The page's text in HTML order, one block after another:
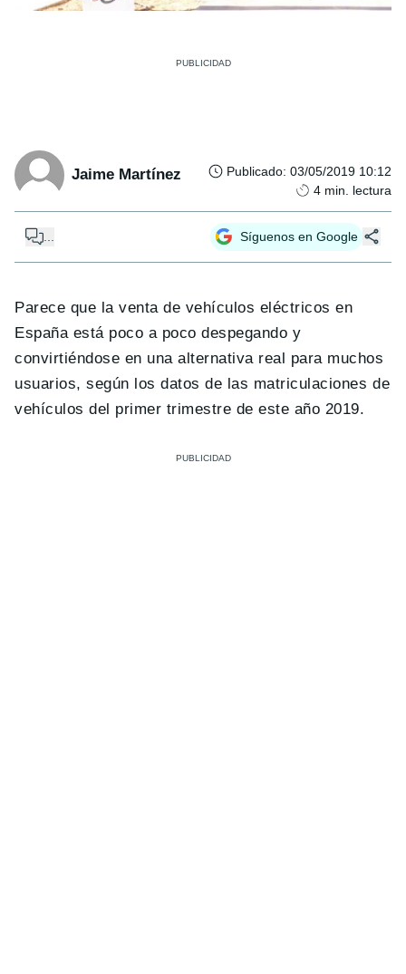
Jaime Martínez Publicado: 03/05/2019 10:12
4 min. lectura
Síguenos en Google
Parece que la venta de vehículos eléctricos en
España está poco a poco despegando y
convirtiéndose en una alternativa real para muchos
usuarios, según los datos de las matriculaciones de
vehículos del primer trimestre de este año 2019.